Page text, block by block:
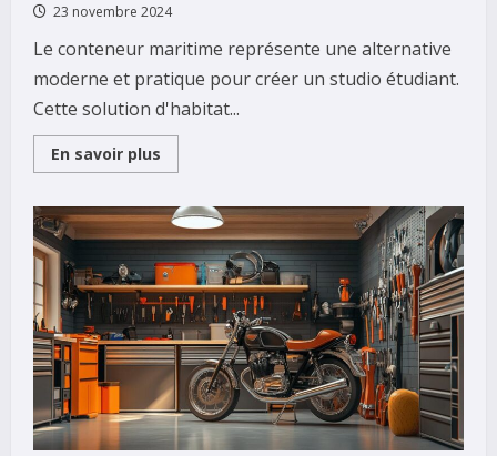
23 novembre 2024
Le conteneur maritime représente une alternative
moderne et pratique pour créer un studio étudiant.
Cette solution d'habitat...
En savoir plus
more
des
criteres
de
choix
:
Le
conteneur
maritime,
solution
ideale
pour
votre
studio
etudiant